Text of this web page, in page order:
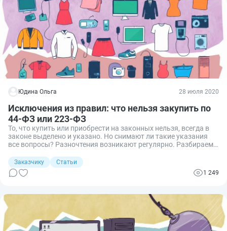
Юдина Ольга 28 июля 2020
Исключения из правил: что нельзя закупить по
44-ФЗ или 223-ФЗ
То, что купить или приобрести на законных нельзя, всегда в
законе выделено и указано. Но снимают ли такие указания
все вопросы? Разночтения возникают регулярно. Разбираем
Заказчику
Статьи
1 249